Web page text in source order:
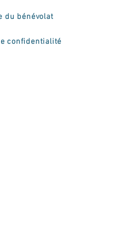
du bénévolat
confidentialité